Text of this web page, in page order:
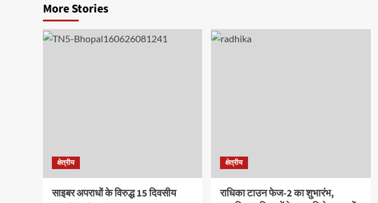
More Stories
क्षेत्रीय
साइबर अपराधों के विरुद्ध 15 दिवसीय
क्षेत्रीय
राधिका टाउन फेज-2 का शुभारंभ,